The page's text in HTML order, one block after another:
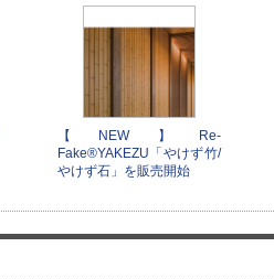
【NEW】Re-
Fake®YAKEZU「やけず竹/
やけず石」を販売開始